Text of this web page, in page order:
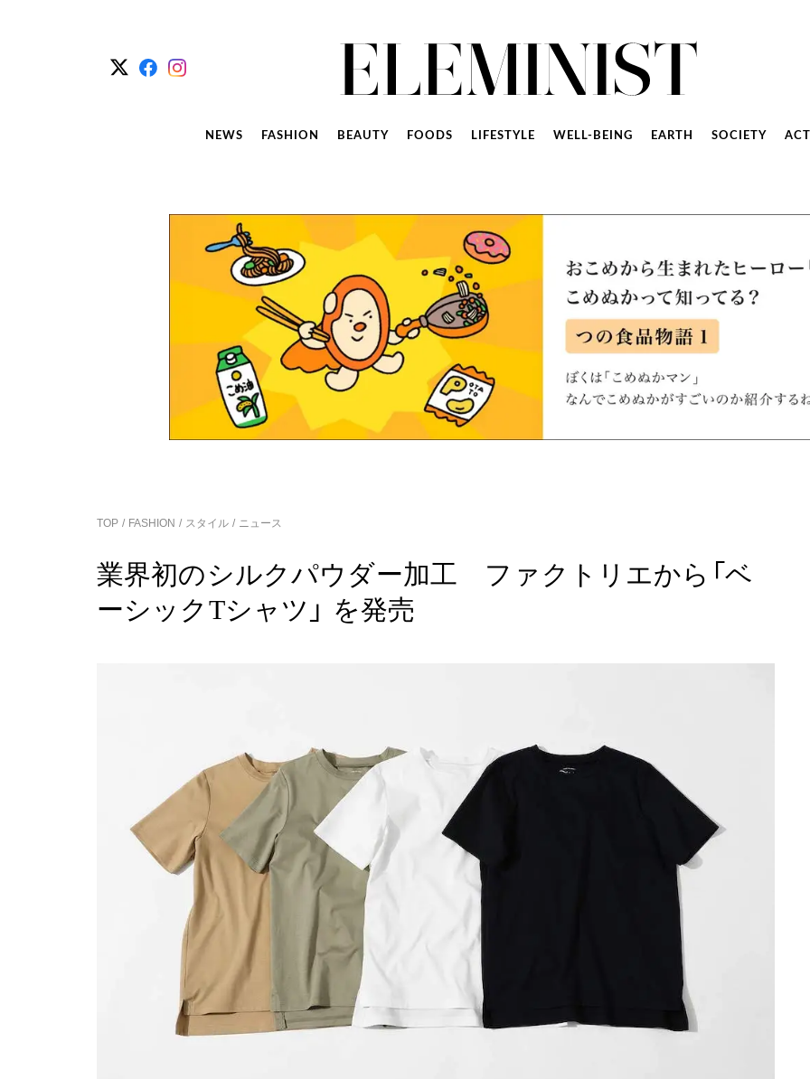
NEWS FASHION BEAUTY FOODS LIFESTYLE WELL-BEING EARTH SOCIETY
TOP FASHION スタイル ニュース
業界初のシルクパウダー加工 ファクトリエから「ベ
ーシックTシャツ」 を発売